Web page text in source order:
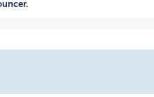
le jour de dépôt des